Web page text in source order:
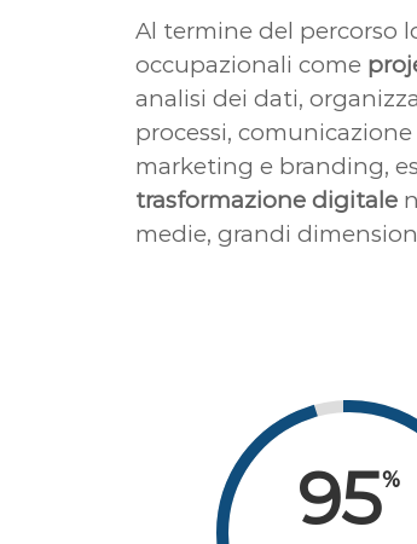
Al termine del percorso
occupazionali come
analisi dei dati,
processi,
marketing e branding,
trasformazione digitale
medie, grandi
95%